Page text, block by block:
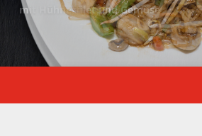
mit Hühnerfilet und Gemüse